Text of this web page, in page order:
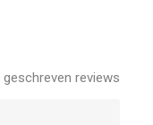
geschreven reviews